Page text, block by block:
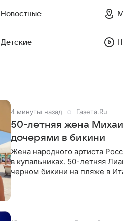
Новостные
Детские
4 минуты назад Газета.Ru
50-летняя жена
дочерями в бикини
Жена народного артиста
в купальниках. 50-летняя
черном бикини на пляже в